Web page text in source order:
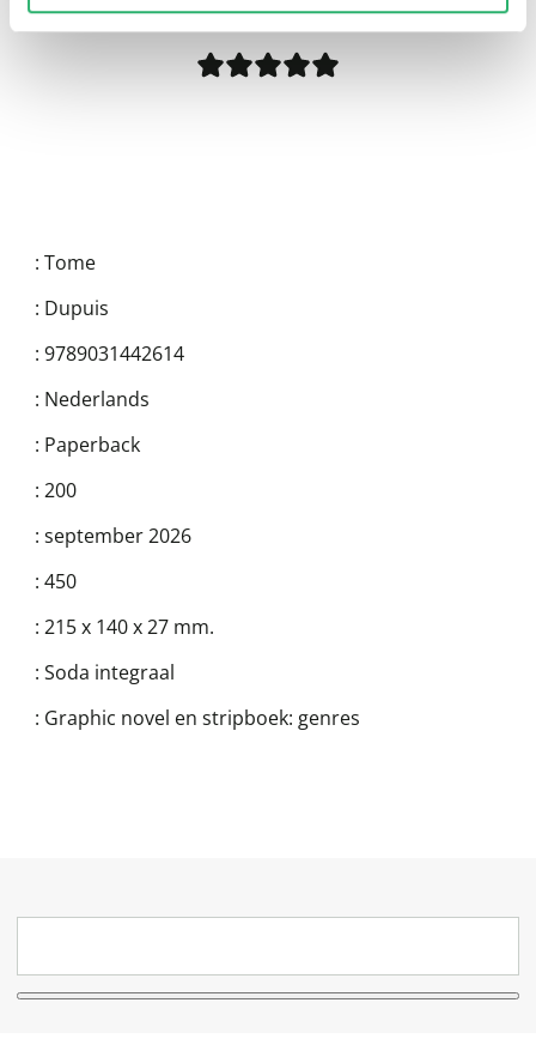
: Tome
: Dupuis
: 9789031442614
: Nederlands
: Paperback
: 200
: september 2026
: 450
: 215 x 140 x 27 mm.
: Soda integraal
: Graphic novel en stripboek: genres